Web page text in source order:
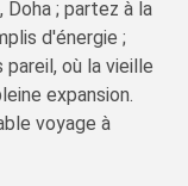
; partez à la
d'énergie ;
où la vieille
expansion.
voyage à